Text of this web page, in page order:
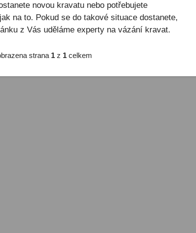
novou kravatu nebo potřebujete
na to. Pokud se do takové situace dostanete,
z Vás uděláme experty na vázání kravat.
strana 1z 1celkem